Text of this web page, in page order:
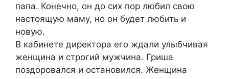
папа. Конечно, он до сих пор любил свою
настоящую маму, но он будет любить и
новую.
В кабинете директора его ждали улыбчивая
женщина и строгий мужчина. Гриша
поздоровался и остановился. Женщина